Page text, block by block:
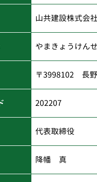
山共建設株式会社
やまきょうけん
〒3998102 長
202207
代表取締役
降幡 真